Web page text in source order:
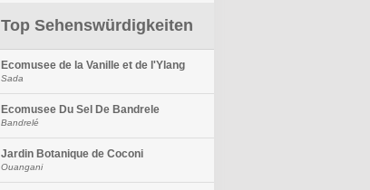
Top Sehenswürdigkeiten
Ecomusee de la Vanille et de l'Ylang
Sada
Ecomusee Du Sel De Bandrele
Bandrelé
Jardin Botanique de Coconi
Ouangani